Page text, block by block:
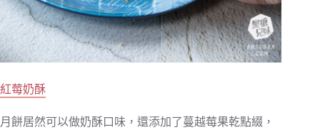
紅莓奶酥
月餅居然可以做奶酥口味，還添加了蔓越莓果乾點綴，